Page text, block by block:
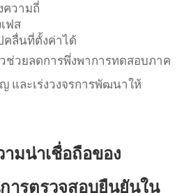
ความถี่
ฟส
คลื่นที่ตั้งค่าได้
ช่วยลดการพึ่งพาการทดสอบภาค
และเร่งวงจรการพัฒนาให้
มน่าเชื่อถือของ
รตรวจสอบยืนยันใน